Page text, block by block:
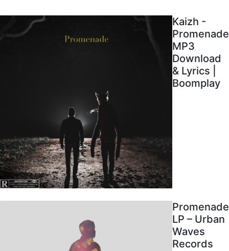
Kaizh -
Promenade
MP3
Download
& Lyrics |
Boomplay
Promenade
LP – Urban
Waves
Records